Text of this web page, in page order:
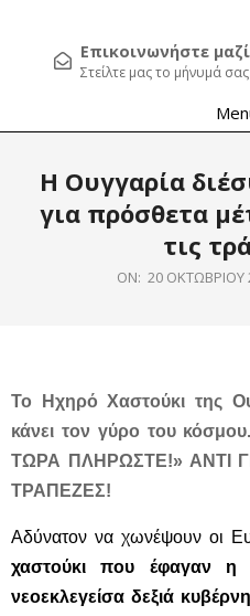
Επικοινωνήστε
Στείλτε μας το μήνυμά
Navigation
Η Ουγγαρία
για πρόσθετα
τις
ON: 20 ΟΚΤΩΒΡΊΟΥ
Το Ηχηρό Χαστούκι της
κάνει τον γύρο του
ΤΩΡΑ ΠΛΗΡΩΣΤΕ!» ΑΝΤΙ
ΤΡΑΠΕΖΕΣ!
Αδύνατον να χωνέψουν οι
χαστούκι που έφαγαν
νεοεκλεγείσα δεξιά